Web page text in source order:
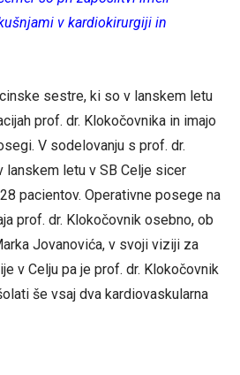
v kardiokirurgiji in
sestre, ki so v lanskem letu
prof. dr. Klokočovnika in imajo
V sodelovanju s prof. dr.
lanskem letu v SB Celje sicer
pacientov. Operativne posege na
prof. dr. Klokočovnik osebno, ob
Jovanovića, v svoji viziji za
v Celju pa je prof. dr. Klokočovnik
še vsaj dva kardiovaskularna